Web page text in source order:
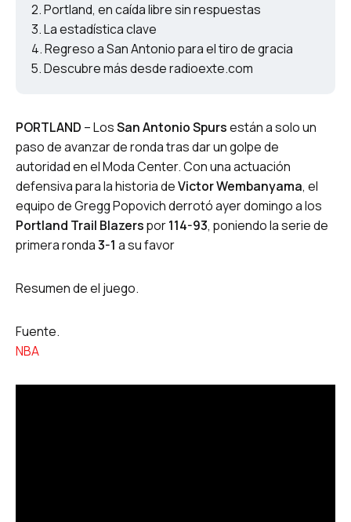
Portland, en caída libre sin respuestas
La estadística clave
Regreso a San Antonio para el tiro de gracia
Descubre más desde radioexte.com
PORTLAND – LosSan Antonio Spursestán a solo un
paso de avanzar de ronda tras dar un golpe de
autoridad en el Moda Center. Con una actuación
defensiva para la historia deVictor Wembanyama, el
equipo de Gregg Popovich derrotó ayer domingo a los
Portland Trail Blazerspor114-93, poniendo la serie de
primera ronda3-1 a su favor
Resumen de el juego.
Fuente.
NBA